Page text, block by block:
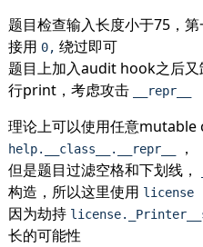
题目检查输入长度小于75，
接用 0, 绕过即可
题目上加入audit hook之后
行print，考虑攻击
__repr__
理论上可以使用任意mutable
help.__class__.__repr__
，
但是题目过滤空格和下划线，
构造，所以这里使用 license
因为劫持
长的可能性